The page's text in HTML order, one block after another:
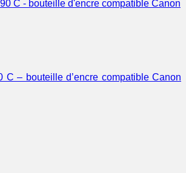
C – bouteille d’encre compatible Canon